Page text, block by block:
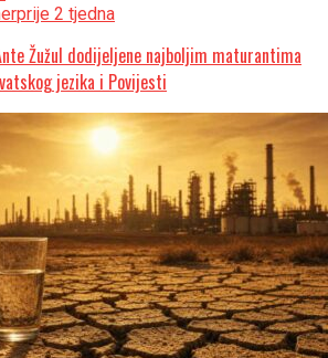
prije 2 tjedna
Žužul dodijeljene najboljim maturantima
jezika i Povijesti